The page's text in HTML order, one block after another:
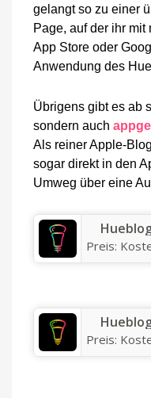
gelangt so zu einer
Page, auf der ihr
App Store oder
Anwendung des
Übrigens gibt es ab
sondern auch
Als reiner Apple-
sogar direkt in den
Umweg über eine
Preis:
Preis: